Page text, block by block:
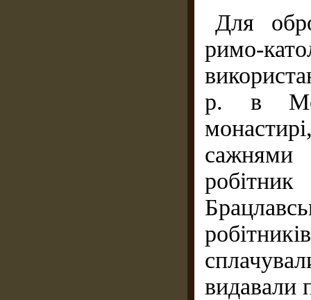
Для
римо-
р. в
сажнями
видавали